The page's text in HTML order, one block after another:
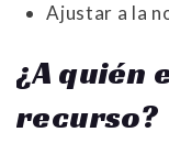
Ajustar a la
¿A quién
recurso?